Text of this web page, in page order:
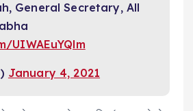
General Secretary, All
UIWAEuYQlm
January 4, 2021